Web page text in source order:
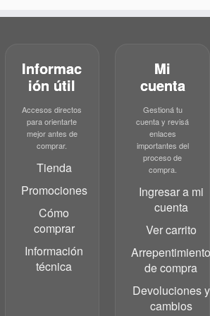
Informac
ión útil
Accesos directos
para orientarte
mejor antes de
comprar.
Tienda
Promociones
Cómo
comprar
Información
técnica
Mi
cuenta
Gestioná tu
cuenta y revisá
enlaces
importantes del
proceso de
compra.
Ingresar a mi
cuenta
Ver carrito
de compra
Devoluciones y
cambios